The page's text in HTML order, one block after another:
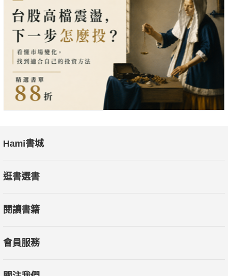
現在正是人類文明發展的轉捩點，人類文明是向上提升到人間天
堂的境界，或是向下沉淪，現在就是關鍵時刻！而你我心態是否
正確就是轉變的關鍵，看完此書，讀者將會更瞭解自身的重要與
神聖無瑕的本質。
──深層溝通師賀嘉鴻這是真正的與神對話，而且是與諸神對話！
我聽到的是真理，是道，是天啟！而且正是針對當代個人和人類
的病指出解決方案。
──《醫行天下》作者蕭宏慈
Hami書城
逛書選書
閱讀書籍
會員服務